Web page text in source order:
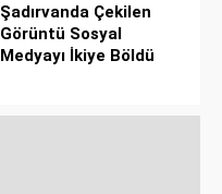
Şadırvanda Çekilen
Görüntü Sosyal
Medyayı İkiye Böldü